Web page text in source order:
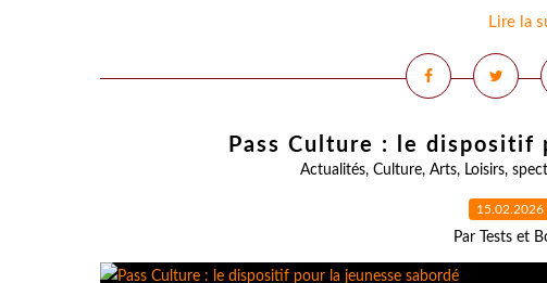
Lire la
Pass Culture : le dispositif
Actualités, Culture, Arts, Loisirs,
15.02.2026
Par Tests et